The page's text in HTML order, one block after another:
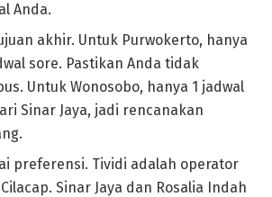
Anda.
akhir. Untuk Purwokerto, hanya
sore. Pastikan Anda tidak
Untuk Wonosobo, hanya 1 jadwal
Sinar Jaya, jadi rencanakan
preferensi. Tividi adalah operator
Sinar Jaya dan Rosalia Indah